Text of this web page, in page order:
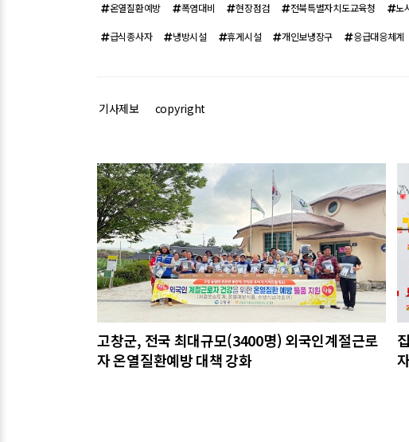
온열질환예방 폭염대비 현장점검 전북특별자치도교육청 노
급식종사자 냉방시설 휴게시설 개인보냉장구 응급대응체계
기사제보 copyright
관련기사
고창군, 전국 최대규모(3400명) 외국인계절근로
자 온열질환예방 대책 강화